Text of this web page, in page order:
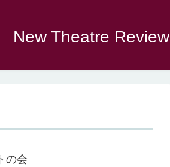
New Theatre Review
の会